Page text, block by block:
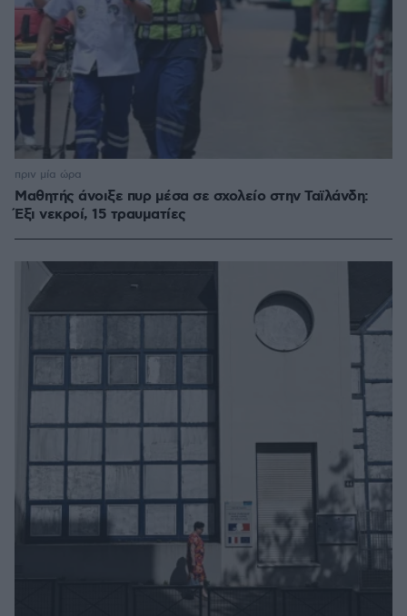
Μαθητής άνοιξε πυρ μέσα σε σχολείο στην Ταϊλάνδη:
Έξι νεκροί, 15 τραυματίες
πριν μία ώρα